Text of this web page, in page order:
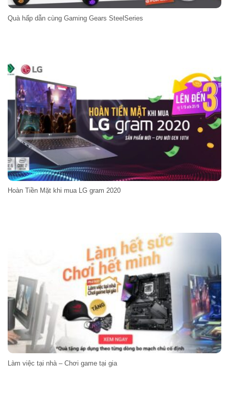
Quà hấp dẫn cùng Gaming Gears SteelSeries
Hoàn Tiền Mặt khi mua LG gram 2020
Làm việc tại nhà – Chơi game tại gia